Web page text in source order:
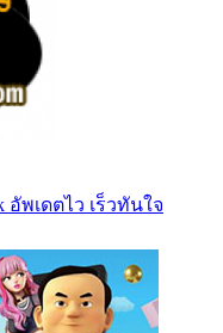
อัพเดตไว เร็วทันใจ